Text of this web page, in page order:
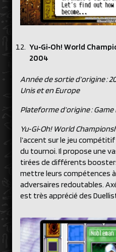
Yu‑Gi‑Oh! World
2004
Année de sortie d’origine :
Unis et en Europe
Plateforme d’origine :
Yu‑Gi‑Oh! World
l’accent sur le jeu
du tournoi. Il propose une
tirées de différents
mettre leurs compétences à
adversaires redoutables.
est très apprécié des